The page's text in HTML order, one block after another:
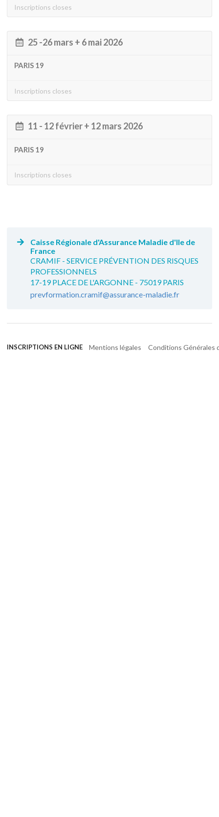
Inscriptions closes
25 -26 mars + 6 mai 2026
PARIS 19
Inscriptions closes
11 - 12 février + 12 mars 2026
PARIS 19
Inscriptions closes
Caisse Régionale d'Assurance Maladie d'Ile de
France
CRAMIF - SERVICE PRÉVENTION DES RISQUES
PROFESSIONNELS
17-19 PLACE DE L'ARGONNE - 75019 PARIS
prevformation.cramif@assurance-maladie.fr
INSCRIPTIONS EN LIGNE Mentions légales Conditions Générales